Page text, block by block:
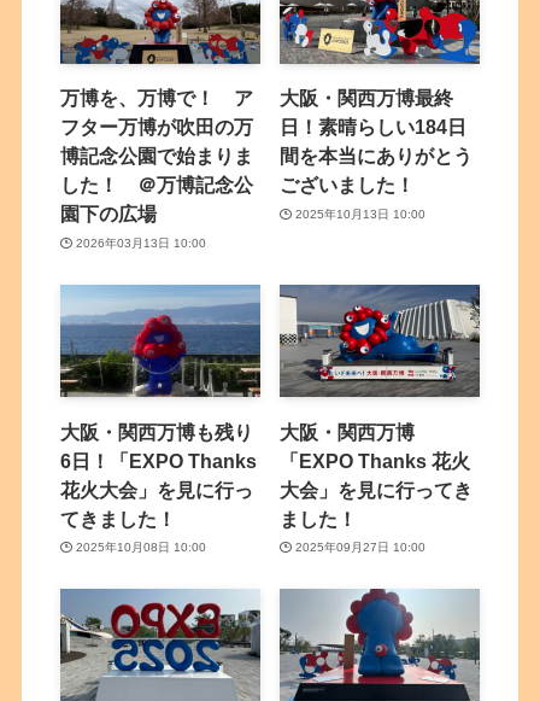
万博を、万博で！ ア
フター万博が吹田の万
博記念公園で始まりま
した！ ＠万博記念公
園下の広場
2026年03月13日 10:00
大阪・関西万博最終
日！素晴らしい184日
間を本当にありがとう
ございました！
2025年10月13日 10:00
大阪・関西万博も残り
6日！「EXPO Thanks
花火大会」を見に行っ
てきました！
2025年10月08日 10:00
大阪・関西万博
「EXPO Thanks 花火
大会」を見に行ってき
ました！
2025年09月27日 10:00